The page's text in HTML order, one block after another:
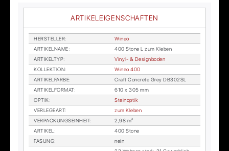
ARTIKELEIGENSCHAFTEN
HER­STEL­LER:
Wi­neo
AR­TI­KEL­NA­ME:
400 Stone L zum Kle­ben
AR­TI­KEL­TYP:
Vi­nyl- & De­sign­bo­den
KOL­LEK­TI­ON:
Wi­neo 400
AR­TI­KEL­FAR­BE:
Craft Con­cre­te Grey DB302SL
AR­TI­KEL­FOR­MAT:
610 x 305 mm
OP­TIK:
Stein­op­tik
VER­LE­GE­ART:
zum Kle­ben
VER­PA­CKUNGS­EIN­HEIT:
2,98 m²
AR­TI­KEL:
400 Stone
FA­SUNG: nein